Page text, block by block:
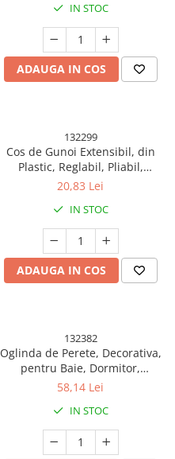
IN STOC
ADAUGA IN COS
132299
Cos de Gunoi Extensibil, din
Plastic, Reglabil, Pliabil,
Versatil, pentru Bucatarie,
21x25x17 cm, Albastru Galben
20,83 Lei
IN STOC
ADAUGA IN COS
132382
Oglinda de Perete, Decorativa,
pentru Baie, Dormitor,
Sufragerie, Model Minimalist,
Alb
58,14 Lei
IN STOC